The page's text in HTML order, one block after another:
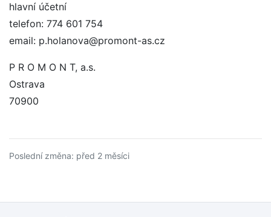
hlavní účetní
telefon: 774 601 754
email: p.holanova@promont-as.cz
P R O M O N T, a.s.
Ostrava
70900
Poslední změna: před 2 měsíci